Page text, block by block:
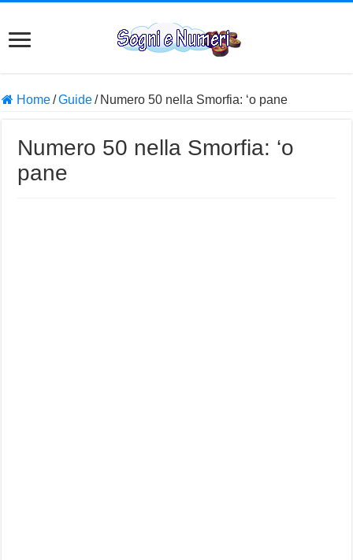
Home/Guide/ Numero 50 nella Smorfia: ‘o pane
Numero 50 nella Smorfia: ‘o
pane